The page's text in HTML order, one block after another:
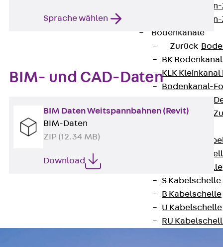
Bodenkanäle
Zurück
BK Bodenkanal
KLK
Bodenkanal-
Bodenkanal-
Bodenkanal-
AC
H Kabelschelle
S Kabelschelle
B Kabelschelle
U Kabelschelle
RU
Sprache wählen
BIM- und CAD-Daten
BIM Daten Weitspannbahnen (Revit)
BIM-Daten
ZIP (12.34 MB)
Download